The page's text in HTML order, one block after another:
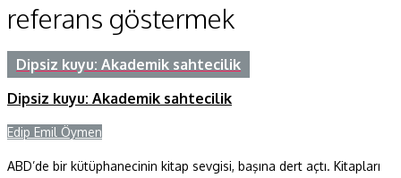
Yazarlar
Makaleler
Dergi Sayıları
Yaşam Bilimleri
Sağlık
referans göstermek
Dipsiz kuyu: Akademik sahtecilik
Dipsiz kuyu: Akademik sahtecilik
Edip Emil Öymen
ABD’de bir kütüphanecinin kitap sevgisi, başına dert açtı. Kitapları